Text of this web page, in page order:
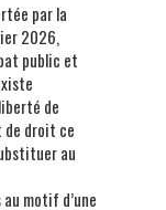
par la
2026,
public et
de
de droit ce
au
motif d’une